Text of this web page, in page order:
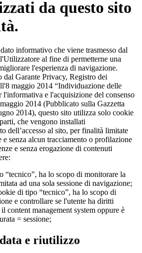
da questo sito
informativo che viene trasmesso dal
al fine di permetterne una
l'esperienza di navigazione.
dal Garante Privacy, Registro dei
maggio 2014 “Individuazione delle
l'informativa e l'acquisizione del consenso
2014 (Pubblicato sulla Gazzetta
2014), questo sito utilizza solo cookie
che vengono installati
dell’accesso al sito, per finalità limitate
senza alcun tracciamento o profilazione
e senza erogazione di contenuti
“tecnico”, ha lo scopo di monitorare la
ad una sola sessione di navigazione;
di tipo “tecnico”, ha lo scopo di
e controllare se l'utente ha diritti
content management system oppure è
= sessione;
e riutilizzo